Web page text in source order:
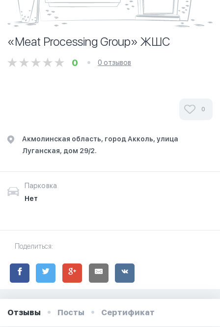
«Meat Processing Group» ЖШС
0 0 отзывов
0
Акмолинская область, город Акколь, улица
Луганская, дом 29/2.
Парковка
Нет
Поделиться:
Отзывы Посты Сертификат